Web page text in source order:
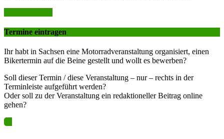
Termine eintragen
Ihr habt in Sachsen eine Motorradveranstaltung organisiert, einen
Bikertermin auf die Beine gestellt und wollt es bewerben?
Soll dieser Termin / diese Veranstaltung – nur – rechts in der
Terminleiste aufgeführt werden?
Oder soll zu der Veranstaltung ein redaktioneller Beitrag online
gehen?